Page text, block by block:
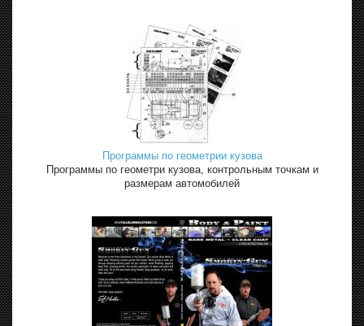
Программы по геометрии кузова
Программы по геометри кузова, контрольным точкам и
размерам автомобилей